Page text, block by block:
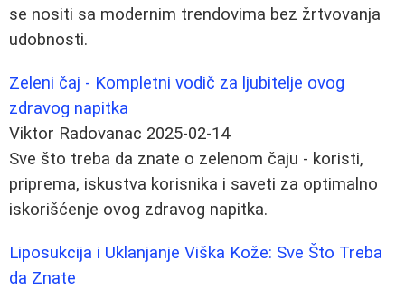
se nositi sa modernim trendovima bez žrtvovanja
udobnosti.
Zeleni čaj - Kompletni vodič za ljubitelje ovog
zdravog napitka
Viktor Radovanac 2025-02-14
Sve što treba da znate o zelenom čaju - koristi,
priprema, iskustva korisnika i saveti za optimalno
iskorišćenje ovog zdravog napitka.
Liposukcija i Uklanjanje Viška Kože: Sve Što Treba
da Znate